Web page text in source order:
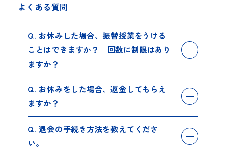
よくある質問
Q. お休みした場合、振替授業をうける
ことはできますか？ 回数に制限はあり
ますか？
たします。詳しくは教室スタッフにご相談ください。とくに
回数制限はございませんが、無断欠席の場合、ご対応いたし
かねます。
Q. お休みをした場合、返金してもらえ
ますか？
す。お休みが続くようであれば、教室スタッフにご相談くだ
さい。
Q. 退会の手続き方法を教えてくださ
い。